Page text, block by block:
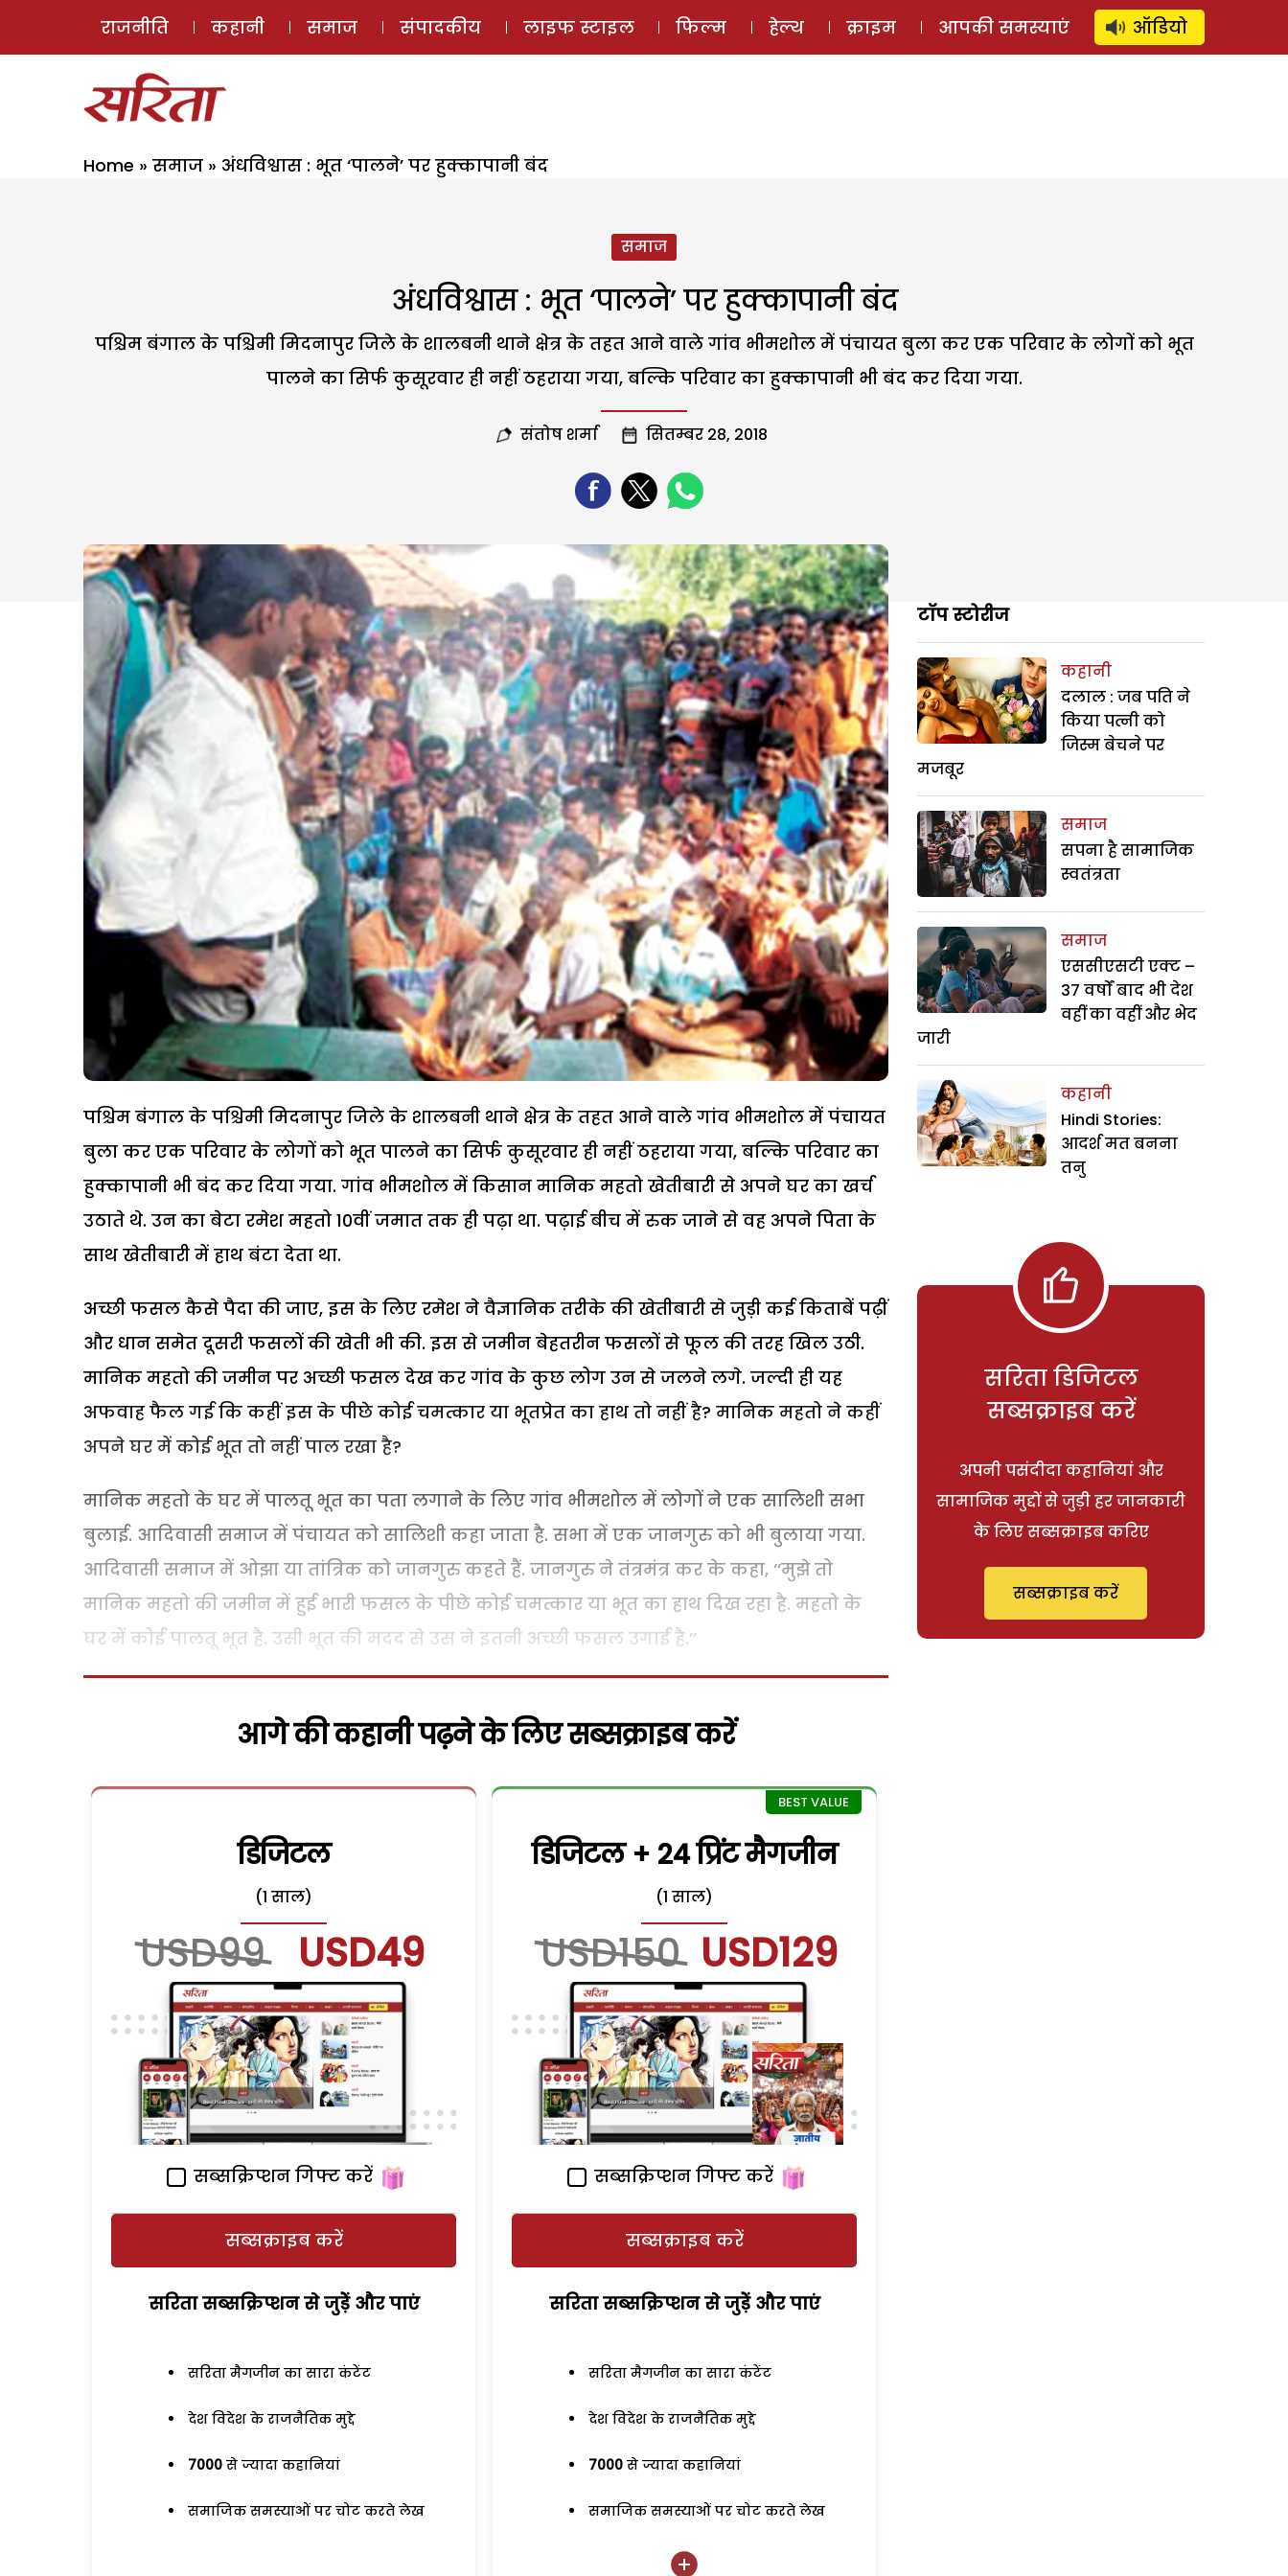
ई-मैगज़ीन ऑडियो स्टोरी लॉग इन ⚲ SUBSCRIBE
राजनीति कहानी समाज संपादकीय लाइफ स्टाइल फिल्म हेल्थ क्राइम आपकी समस्याएं ऑडियो
Home » समाज » अंधविश्वास : भूत ‘पालने’ पर हुक्कापानी बंद
समाज
अंधविश्वास : भूत ‘पालने’ पर हुक्कापानी बंद
पश्चिम बंगाल के पश्चिमी मिदनापुर जिले के शालबनी थाने क्षेत्र के तहत आने वाले गांव भीमशोल में पंचायत बुला कर एक परिवार के लोगों को भूत
पालने का सिर्फ कुसूरवार ही नहीं ठहराया गया, बल्कि परिवार का हुक्कापानी भी बंद कर दिया गया.
संतोष शर्मा सितम्बर 28, 2018
पश्चिम बंगाल के पश्चिमी मिदनापुर जिले के शालबनी थाने क्षेत्र के तहत आने वाले गांव भीमशोल में पंचायत
बुला कर एक परिवार के लोगों को भूत पालने का सिर्फ कुसूरवार ही नहीं ठहराया गया, बल्कि परिवार का
हुक्कापानी भी बंद कर दिया गया. गांव भीमशोल में किसान मानिक महतो खेतीबारी से अपने घर का खर्च
उठाते थे. उन का बेटा रमेश महतो 10वीं जमात तक ही पढ़ा था. पढ़ाई बीच में रुक जाने से वह अपने पिता के
साथ खेतीबारी में हाथ बंटा देता था.
अच्छी फसल कैसे पैदा की जाए, इस के लिए रमेश ने वैज्ञानिक तरीके की खेतीबारी से जुड़ी कई किताबें पढ़ीं
और धान समेत दूसरी फसलों की खेती भी की. इस से जमीन बेहतरीन फसलों से फूल की तरह खिल उठी.
मानिक महतो की जमीन पर अच्छी फसल देख कर गांव के कुछ लोग उन से जलने लगे. जल्दी ही यह
अफवाह फैल गई कि कहीं इस के पीछे कोई चमत्कार या भूतप्रेत का हाथ तो नहीं है? मानिक महतो ने कहीं
अपने घर में कोई भूत तो नहीं पाल रखा है?
मानिक महतो के घर में पालतू भूत का पता लगाने के लिए गांव भीमशोल में लोगों ने एक सालिशी सभा
बुलाई. आदिवासी समाज में पंचायत को सालिशी कहा जाता है. सभा में एक जानगुरु को भी बुलाया गया.
आदिवासी समाज में ओझा या तांत्रिक को जानगुरु कहते हैं. जानगुरु ने तंत्रमंत्र कर के कहा, ‘‘मुझे तो
मानिक महतो की जमीन में हुई भारी फसल के पीछे कोई चमत्कार या भूत का हाथ दिख रहा है. महतो के
घर में कोई पालतू भूत है. उसी भूत की मदद से उस ने इतनी अच्छी फसल उगाई है.’’
आगे की कहानी पढ़ने के लिए सब्सक्राइब करें
डिजिटल
(1 साल)
USD99 USD49
सब्सक्रिप्शन गिफ्ट करें
सब्सक्राइब करें
सरिता सब्सक्रिप्शन से जुड़ेें और पाएं
सरिता मैगजीन का सारा कंटेंट
देश विदेश के राजनैतिक मुद्दे
7000 से ज्यादा कहानियां
समाजिक समस्याओं पर चोट करते लेख
डिजिटल + 24 प्रिंट मैगजीन
(1 साल)
USD150 USD129
सब्सक्रिप्शन गिफ्ट करें
सब्सक्राइब करें
सरिता सब्सक्रिप्शन से जुड़ेें और पाएं
सरिता मैगजीन का सारा कंटेंट
देश विदेश के राजनैतिक मुद्दे
7000 से ज्यादा कहानियां
समाजिक समस्याओं पर चोट करते लेख
टॉप स्टोरीज
कहानी
दलाल : जब पति ने
किया पत्नी को
जिस्म बेचने पर
मजबूर
समाज
सपना है सामाजिक
स्वतंत्रता
समाज
एससीएसटी एक्ट –
37 वर्षों बाद भी देश
वहीं का वहीं और भेद
जारी
कहानी
Hindi Stories:
आदर्श मत बनना
तनु
सरिता डिजिटल
सब्सक्राइब करें
अपनी पसंदीदा कहानियां और
सामाजिक मुद्दों से जुड़ी हर जानकारी
के लिए सब्सक्राइब करिए
सब्सक्राइब करें